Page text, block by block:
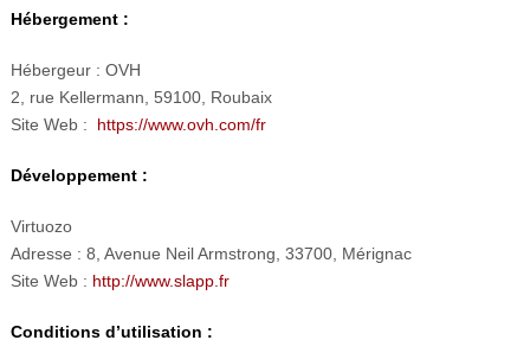
Hébergement :
Hébergeur : OVH
2, rue Kellermann, 59100, Roubaix
Site Web : https://www.ovh.com/fr
Développement:
Virtuozo
Adresse : 8, Avenue Neil Armstrong, 33700, Mérignac
Site Web : http://www.slapp.fr
Conditions d’utilisation :